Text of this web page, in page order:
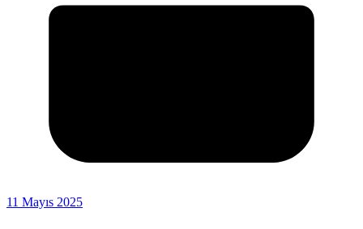
11 Mayıs 2025